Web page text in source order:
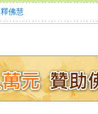
釋佛慧